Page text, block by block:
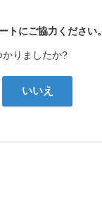
トにご協力ください。
りましたか?
いいえ